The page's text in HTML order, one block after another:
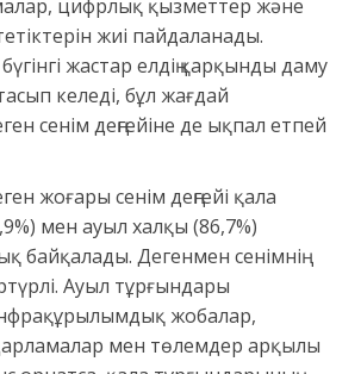
цифрлық қызметтер және
жиі пайдаланады.
жастар елдің қарқынды даму
келеді, бұл жағдай
сенім деңгейіне де ықпал етпей
жоғары сенім деңгейі қала
мен ауыл халқы (86,7%)
байқалады. Дегенмен сенімнің
Ауыл тұрғындары
жобалар,
мен төлемдер арқылы